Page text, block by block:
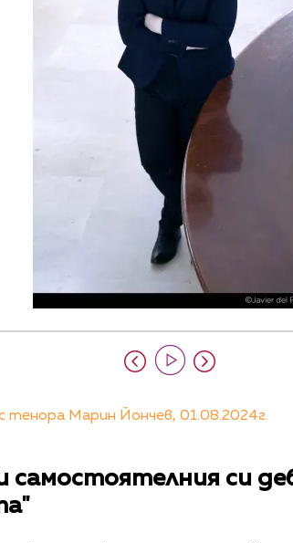
тенора Марин Йончев, 01.08.2024г.
самостоятелния си